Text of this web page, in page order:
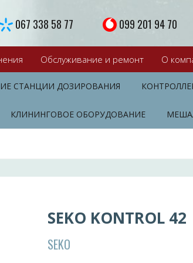
067 338 58 77 099 201 94 70
Обслуживание и ремонт О
СТАНЦИИ ДОЗИРОВАНИЯ
КЛИНИНГОВОЕ ОБОРУДОВАНИЕ
SEKO KONTROL 42
SEKO